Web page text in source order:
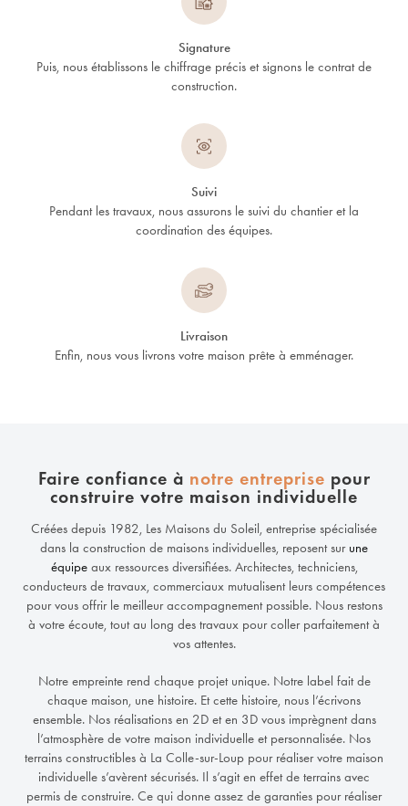
Signature
Puis, nous établissons le chiffrage précis et signons le contrat de
construction.
Suivi
Pendant les travaux, nous assurons le suivi du chantier et la
coordination des équipes.
Livraison
Enfin, nous vous livrons votre maison prête à emménager.
Faire confiance à notre entreprise pour
construire votre maison individuelle
Créées depuis 1982, Les Maisons du Soleil, entreprise spécialisée
dans la construction de maisons individuelles, reposent sur une
équipeaux ressources diversifiées. Architectes, techniciens,
conducteurs de travaux, commerciaux mutualisent leurs compétences
pour vous offrir le meilleur accompagnement possible. Nous restons
à votre écoute, tout au long des travaux pour coller parfaitement à
vos attentes.
Notre empreinte rend chaque projet unique. Notre label fait de
chaque maison, une histoire. Et cette histoire, nous l’écrivons
ensemble. Nos réalisations en 2D et en 3D vous imprègnent dans
l’atmosphère de votre maison individuelle et personnalisée. Nos
terrains constructibles à La Colle-sur-Loup pour réaliser votre maison
individuelle s’avèrent sécurisés. Il s’agit en effet de terrains avec
permis de construire. Ce qui donne assez de garanties pour réaliser